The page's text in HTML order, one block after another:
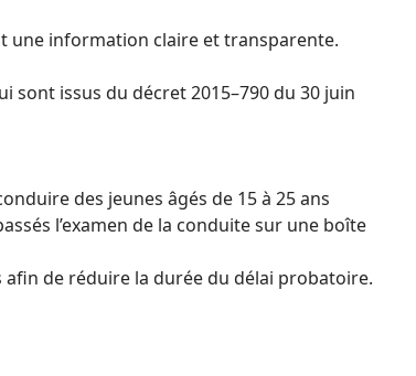
une information claire et transparente.
issus du décret 2015–790 du 30 juin
des jeunes âgés de 15 à 25 ans
l’examen de la conduite sur une boîte
de réduire la durée du délai probatoire.